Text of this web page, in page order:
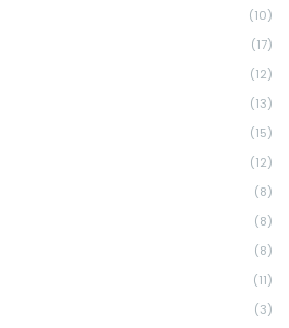
(10)
(17)
(12)
(13)
(15)
(12)
(8)
(8)
(8)
(11)
(3)